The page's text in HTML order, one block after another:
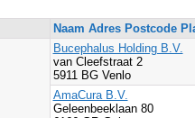
Naam Adres Postcode
Bucephalus Holding B.V.
van Cleefstraat 2
5911 BG Venlo
AmaCura B.V.
Geleenbeeklaan 80